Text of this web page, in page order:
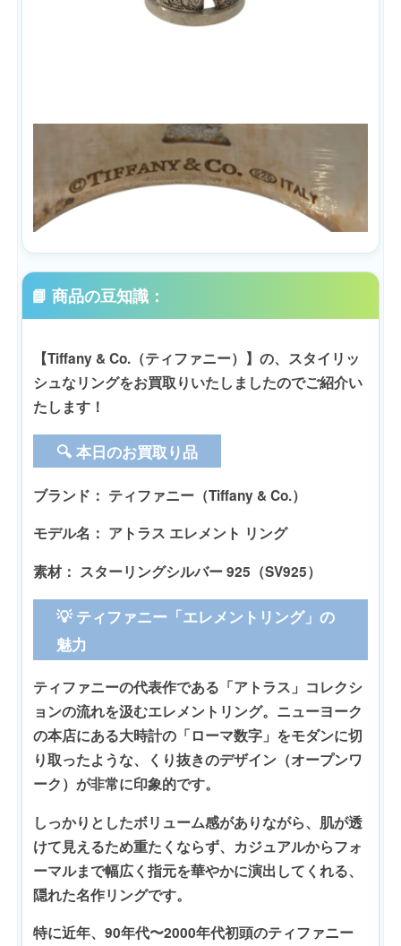
📘 商品の豆知識：
【Tiffany & Co.（ティファニー）】の、スタイリッ
シュなリングをお買取りいたしましたのでご紹介い
たします！
🔍 本日のお買取り品
ブランド： ティファニー（Tiffany & Co.）
モデル名： アトラス エレメント リング
素材： スターリングシルバー 925（SV925）
💡 ティファニー「エレメントリング」の
魅力
ティファニーの代表作である「アトラス」コレクシ
ョンの流れを汲むエレメントリング。ニューヨーク
の本店にある大時計の「ローマ数字」をモダンに切
り取ったような、くり抜きのデザイン（オープンワ
ーク）が非常に印象的です。
しっかりとしたボリューム感がありながら、肌が透
けて見えるため重たくならず、カジュアルからフォ
ーマルまで幅広く指元を華やかに演出してくれる、
隠れた名作リングです。
特に近年、90年代〜2000年代初頭のティファニー